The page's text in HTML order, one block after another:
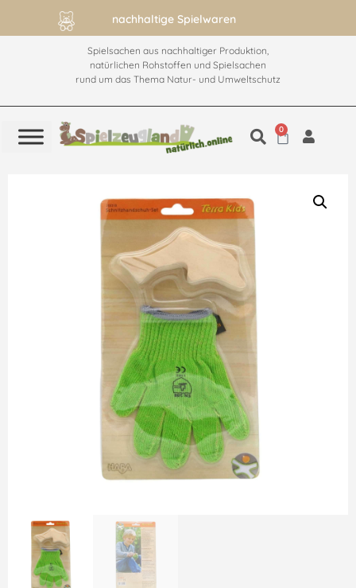
nachhaltige Spielwaren
Spielsachen aus nachhaltiger Produktion,
natürlichen Rohstoffen und Spielsachen
rund um das Thema Natur- und Umweltschutz
0